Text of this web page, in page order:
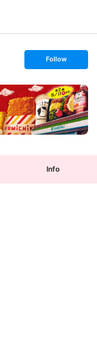
s
t
o
l
l
o
w
Follow
Info